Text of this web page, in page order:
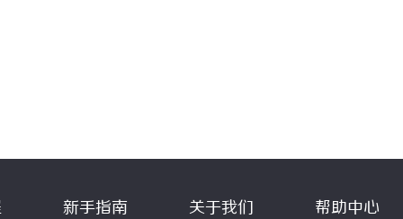
新手指南 关于我们 帮助中心